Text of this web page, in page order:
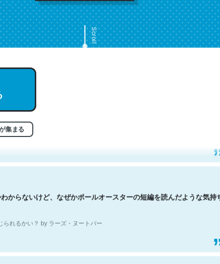
Scroll
集まる
てもクレバーなんだろうなと凄く思う。英語少しでも読める人は原文
この流れ好き。Let’s Fucking Go. Then Covid hit. Shit.
れるかい？ by ラーズ・ヌートバー
からないけど、なぜかポールオースターの短編を読んだような気持ち
れるかい？ by ラーズ・ヌートバー